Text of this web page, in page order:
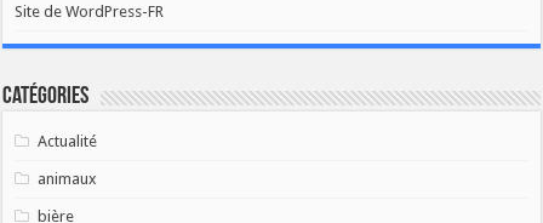
Site de WordPress-FR
Catégories
Actualité
animaux
bière